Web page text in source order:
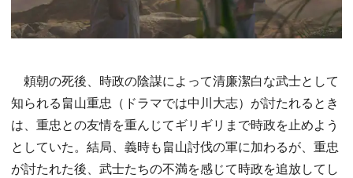
頼朝の死後、時政の陰謀によって清廉潔白な武士として
知られる畠山重忠（ドラマでは中川大志）が討たれるとき
は、重忠との友情を重んじてギリギリまで時政を止めよう
としていた。結局、義時も畠山討伐の軍に加わるが、重忠
が討たれた後、武士たちの不満を感じて時政を追放してし